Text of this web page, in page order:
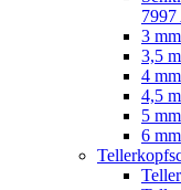
7997
3 mm
3,5
4 mm
4,5
5 mm
6 mm